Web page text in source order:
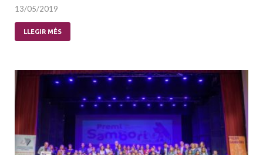
13/05/2019
LLEGIR MÉS